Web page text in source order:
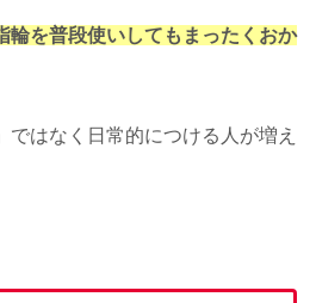
輪を普段使いしてもまったくおか
ではなく日常的につける人が増え